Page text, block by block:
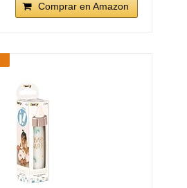
Comprar en Amazon